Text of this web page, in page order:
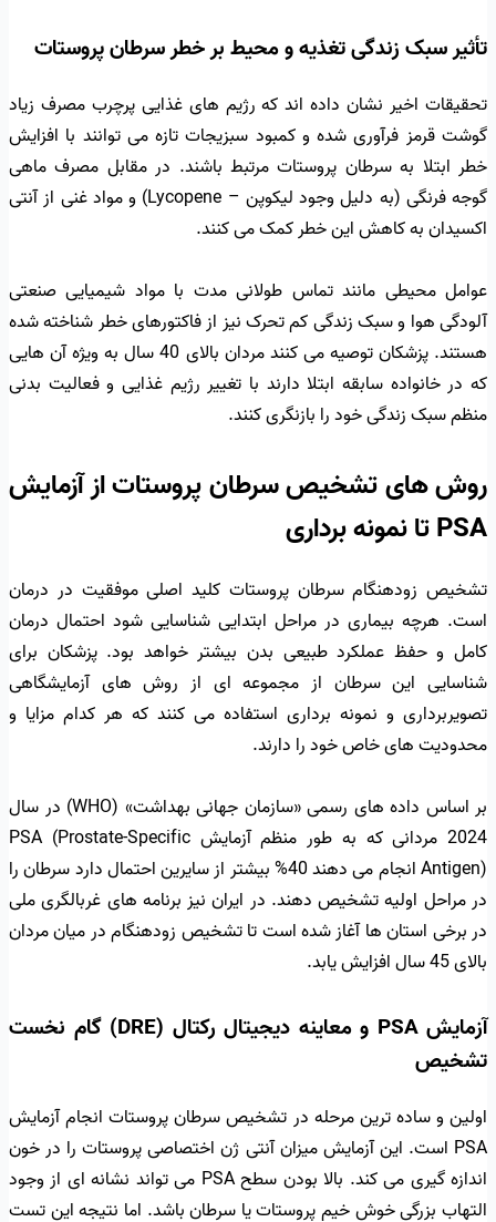
تأثیر سبک زندگی تغذیه و محیط بر خطر سرطان پروستات
تحقیقات اخیر نشان داده اند که رژیم های غذایی پرچرب مصرف زیاد
گوشت قرمز فرآوری شده و کمبود سبزیجات تازه می توانند با افزایش
خطر ابتلا به سرطان پروستات مرتبط باشند. در مقابل مصرف ماهی
گوجه فرنگی (به دلیل وجود لیکوپن – Lycopene) و مواد غنی از آنتی
اکسیدان به کاهش این خطر کمک می کنند.
عوامل محیطی مانند تماس طولانی مدت با مواد شیمیایی صنعتی
آلودگی هوا و سبک زندگی کم تحرک نیز از فاکتورهای خطر شناخته شده
هستند. پزشکان توصیه می کنند مردان بالای 40 سال به ویژه آن هایی
که در خانواده سابقه ابتلا دارند با تغییر رژیم غذایی و فعالیت بدنی
منظم سبک زندگی خود را بازنگری کنند.
روش های تشخیص سرطان پروستات از آزمایش
PSA تا نمونه برداری
تشخیص زودهنگام سرطان پروستات کلید اصلی موفقیت در درمان
است. هرچه بیماری در مراحل ابتدایی شناسایی شود احتمال درمان
کامل و حفظ عملکرد طبیعی بدن بیشتر خواهد بود. پزشکان برای
شناسایی این سرطان از مجموعه ای از روش های آزمایشگاهی
تصویربرداری و نمونه برداری استفاده می کنند که هر کدام مزایا و
محدودیت های خاص خود را دارند.
بر اساس داده های رسمی «سازمان جهانی بهداشت» (WHO) در سال
2024 مردانی که به طور منظم آزمایش PSA (Prostate-Specific
Antigen) انجام می دهند 40% بیشتر از سایرین احتمال دارد سرطان را
در مراحل اولیه تشخیص دهند. در ایران نیز برنامه های غربالگری ملی
در برخی استان ها آغاز شده است تا تشخیص زودهنگام در میان مردان
بالای 45 سال افزایش یابد.
آزمایش PSA و معاینه دیجیتال رکتال (DRE) گام نخست
تشخیص
اولین و ساده ترین مرحله در تشخیص سرطان پروستات انجام آزمایش
PSA است. این آزمایش میزان آنتی ژن اختصاصی پروستات را در خون
اندازه گیری می کند. بالا بودن سطح PSA می تواند نشانه ای از وجود
التهاب بزرگی خوش خیم پروستات یا سرطان باشد. اما نتیجه این تست